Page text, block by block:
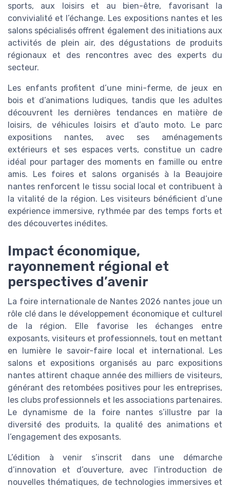
sports, aux loisirs et au bien-être, favorisant la
convivialité et l’échange. Les expositions nantes et les
salons spécialisés offrent également des initiations aux
activités de plein air, des dégustations de produits
régionaux et des rencontres avec des experts du
secteur.
Les enfants profitent d’une mini-ferme, de jeux en
bois et d’animations ludiques, tandis que les adultes
découvrent les dernières tendances en matière de
loisirs, de véhicules loisirs et d’auto moto. Le parc
expositions nantes, avec ses aménagements
extérieurs et ses espaces verts, constitue un cadre
idéal pour partager des moments en famille ou entre
amis. Les foires et salons organisés à la Beaujoire
nantes renforcent le tissu social local et contribuent à
la vitalité de la région. Les visiteurs bénéficient d’une
expérience immersive, rythmée par des temps forts et
des découvertes inédites.
Impact économique,
rayonnement régional et
perspectives d’avenir
La foire internationale de Nantes 2026 nantes joue un
rôle clé dans le développement économique et culturel
de la région. Elle favorise les échanges entre
exposants, visiteurs et professionnels, tout en mettant
en lumière le savoir-faire local et international. Les
salons et expositions organisés au parc expositions
nantes attirent chaque année des milliers de visiteurs,
générant des retombées positives pour les entreprises,
les clubs professionnels et les associations partenaires.
Le dynamisme de la foire nantes s’illustre par la
diversité des produits, la qualité des animations et
l’engagement des exposants.
L’édition à venir s’inscrit dans une démarche
d’innovation et d’ouverture, avec l’introduction de
nouvelles thématiques, de technologies immersives et